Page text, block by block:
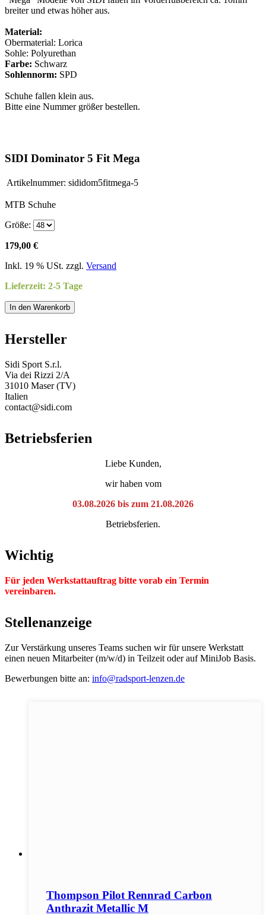
breiter und etwas höher aus.
Material:
Obermaterial: Lorica
Sohle: Polyurethan
Farbe: Schwarz
Sohlennorm: SPD
Schuhe fallen klein aus.
Bitte eine Nummer größer bestellen.
SIDI Dominator 5 Fit Mega
Artikelnummer: sididom5fitmega-5
MTB Schuhe
Größe:
179,00 €
Inkl. 19 % USt. zzgl. Versand
Lieferzeit: 2-5 Tage
In den Warenkorb
Hersteller
Sidi Sport S.r.l.
Via dei Rizzi 2/A
31010 Maser (TV)
Italien
contact@sidi.com
Betriebsferien
Liebe Kunden,
wir haben vom
03.08.2026 bis zum 21.08.2026
Betriebsferien.
Wichtig
Für jeden Werkstattauftrag bitte vorab ein Termin
vereinbaren.
Stellenanzeige
Zur Verstärkung unseres Teams suchen wir für unsere Werkstatt
einen neuen Mitarbeiter (m/w/d) in Teilzeit oder auf MiniJob Basis.
Bewerbungen bitte an: info@radsport-lenzen.de
Thompson Pilot Rennrad Carbon
Anthrazit Metallic M